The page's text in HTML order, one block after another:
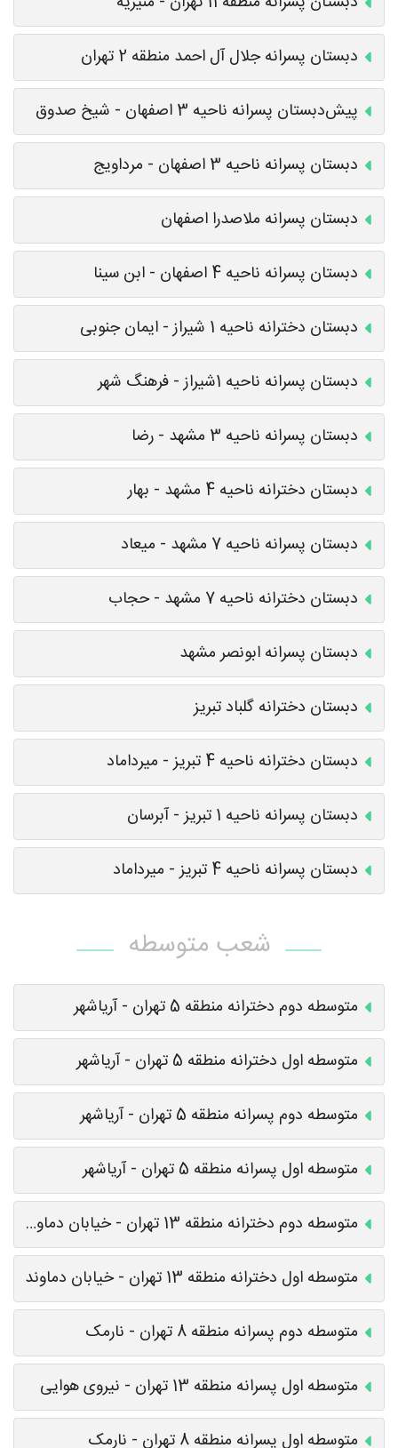
دبستان پسرانه جلال آل احمد منطقه 2 تهران
پیش‌دبستان پسرانه ناحیه 3 اصفهان - شیخ صدوق
دبستان پسرانه ناحیه 3 اصفهان - مرداویج
دبستان پسرانه ملاصدرا اصفهان
دبستان پسرانه ناحیه 4 اصفهان - ابن سینا
دبستان دخترانه ناحیه 1 شیراز - ایمان جنوبی
دبستان پسرانه ناحیه 1شیراز - فرهنگ شهر
دبستان پسرانه ناحیه 3 مشهد - رضا
دبستان دخترانه ناحیه 4 مشهد - بهار
دبستان پسرانه ناحیه 7 مشهد - میعاد
دبستان دخترانه ناحیه 7 مشهد - حجاب
دبستان پسرانه ابونصر مشهد
دبستان دخترانه گلباد تبریز
دبستان دخترانه ناحیه 4 تبریز - میرداماد
دبستان پسرانه ناحیه 1 تبریز - آبرسان
دبستان پسرانه ناحیه 4 تبریز - میرداماد
شعب متوسطه
متوسطه دوم دخترانه منطقه 5 تهران - آریاشهر
متوسطه اول دخترانه منطقه 5 تهران - آریاشهر
متوسطه دوم پسرانه منطقه 5 تهران - آریاشهر
متوسطه اول پسرانه منطقه 5 تهران - آریاشهر
متوسطه دوم دخترانه منطقه 13 تهران - خیابان دماوند
متوسطه اول دخترانه منطقه 13 تهران - خیابان دماوند
متوسطه دوم پسرانه منطقه 8 تهران - نارمک
متوسطه اول پسرانه منطقه 13 تهران - نیروی هوایی
متوسطه اول پسرانه منطقه 8 تهران - نارمک